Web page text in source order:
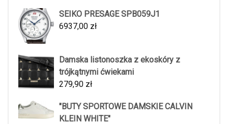
SEIKO PRESAGE SPB059J1
6937,00 zł
Damska listonoszka z ekoskóry z
trójkątnymi ćwiekami
279,90 zł
"BUTY SPORTOWE DAMSKIE CALVIN
KLEIN WHITE"